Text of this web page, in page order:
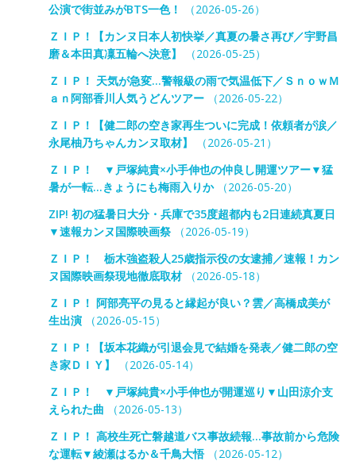
公演で街並みがBTS一色！
（2026-05-26）
ＺＩＰ！【カンヌ日本人初快挙／真夏の暑さ再び／宇野昌
磨＆本田真凜五輪へ決意】
（2026-05-25）
ＺＩＰ！ 天気が急変…警報級の雨で気温低下／ＳｎｏｗＭ
ａｎ阿部香川人気うどんツアー（2026-05-22）
ＺＩＰ！【健二郎の空き家再生ついに完成！依頼者が涙／
永尾柚乃ちゃんカンヌ取材】
（2026-05-21）
ＺＩＰ！ ▼戸塚純貴×小手伸也の仲良し開運ツアー▼猛
暑が一転…きょうにも梅雨入りか（2026-05-20）
ZIP! 初の猛暑日大分・兵庫で35度超都内も2日連続真夏日
▼速報カンヌ国際映画祭（2026-05-19）
ＺＩＰ！ 栃木強盗殺人25歳指示役の女逮捕／速報！カン
ヌ国際映画祭現地徹底取材（2026-05-18）
ＺＩＰ！ 阿部亮平の見ると縁起が良い？雲／高橋成美が
生出演（2026-05-15）
ＺＩＰ！【坂本花織が引退会見で結婚を発表／健二郎の空
き家ＤＩＹ】
（2026-05-14）
ＺＩＰ！ ▼戸塚純貴×小手伸也が開運巡り▼山田涼介支
えられた曲 （2026-05-13）
ＺＩＰ！ 高校生死亡磐越道バス事故続報…事故前から危険
な運転▼綾瀬はるか＆千鳥大悟（2026-05-12）